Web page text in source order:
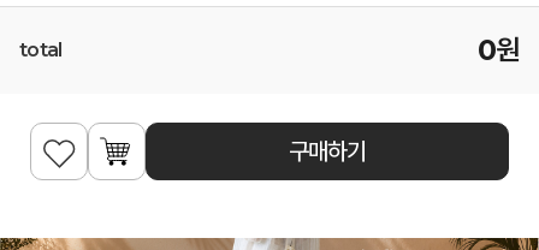
total 0원
구매하기